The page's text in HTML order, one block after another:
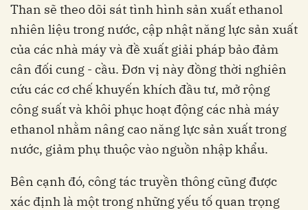
Than sẽ theo dõi sát tình hình sản xuất ethanol
nhiên liệu trong nước, cập nhật năng lực sản xuất
của các nhà máy và đề xuất giải pháp bảo đảm
cân đối cung - cầu. Đơn vị này đồng thời nghiên
cứu các cơ chế khuyến khích đầu tư, mở rộng
công suất và khôi phục hoạt động các nhà máy
ethanol nhằm nâng cao năng lực sản xuất trong
nước, giảm phụ thuộc vào nguồn nhập khẩu.
Bên cạnh đó, công tác truyền thông cũng được
xác định là một trong những yếu tố quan trọng